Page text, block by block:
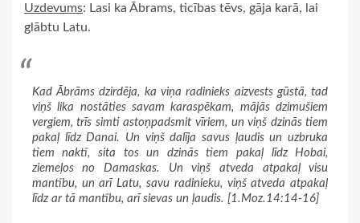
Uzdevums: Lasi ka Ābrams, ticības tēvs, gāja karā, lai
glābtu Latu.
Kad Ābrāms dzirdēja, ka viņa radinieks aizvests gūstā, tad
viņš lika nostāties savam karaspēkam, mājās dzimušiem
vergiem, trīs simti astoņpadsmit vīriem, un viņš dzinās tiem
pakaļ līdz Danai. Un viņš dalīja savus ļaudis un uzbruka
tiem naktī, sita tos un dzinās tiem pakaļ līdz Hobai,
ziemeļos no Damaskas. Un viņš atveda atpakaļ visu
mantību, un arī Latu, savu radinieku, viņš atveda atpakaļ
līdz ar tā mantību, arī sievas un ļaudis. [1.Moz.14:14-16]